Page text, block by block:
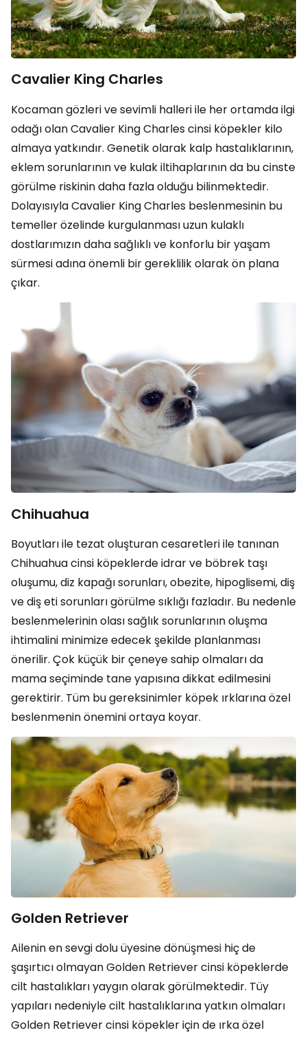
Cavalier King Charles
Kocaman gözleri ve sevimli halleri ile her ortamda ilgi
odağı olan Cavalier King Charles cinsi köpekler kilo
almaya yatkındır. Genetik olarak kalp hastalıklarının,
eklem sorunlarının ve kulak iltihaplarının da bu cinste
görülme riskinin daha fazla olduğu bilinmektedir.
Dolayısıyla Cavalier King Charles beslenmesinin bu
temeller özelinde kurgulanması uzun kulaklı
dostlarımızın daha sağlıklı ve konforlu bir yaşam
sürmesi adına önemli bir gereklilik olarak ön plana
çıkar.
Chihuahua
Boyutları ile tezat oluşturan cesaretleri ile tanınan
Chihuahua cinsi köpeklerde idrar ve böbrek taşı
oluşumu, diz kapağı sorunları, obezite, hipoglisemi, diş
ve diş eti sorunları görülme sıklığı fazladır. Bu nedenle
beslenmelerinin olası sağlık sorunlarının oluşma
ihtimalini minimize edecek şekilde planlanması
önerilir. Çok küçük bir çeneye sahip olmaları da
mama seçiminde tane yapısına dikkat edilmesini
gerektirir. Tüm bu gereksinimler köpek ırklarına özel
beslenmenin önemini ortaya koyar.
Golden Retriever
Ailenin en sevgi dolu üyesine dönüşmesi hiç de
şaşırtıcı olmayan Golden Retriever cinsi köpeklerde
cilt hastalıkları yaygın olarak görülmektedir. Tüy
yapıları nedeniyle cilt hastalıklarına yatkın olmaları
Golden Retriever cinsi köpekler için de ırka özel